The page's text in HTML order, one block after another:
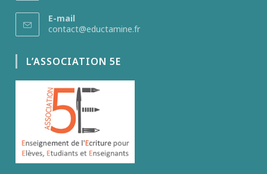
E-mail
contact@eductamine.fr
L’ASSOCIATION 5E